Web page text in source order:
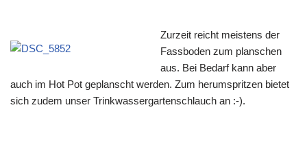
Zurzeit reicht meistens der
Fassboden zum planschen
aus. Bei Bedarf kann aber
auch im Hot Pot geplanscht werden. Zum herumspritzen bietet
sich zudem unser Trinkwassergartenschlauch an :-).